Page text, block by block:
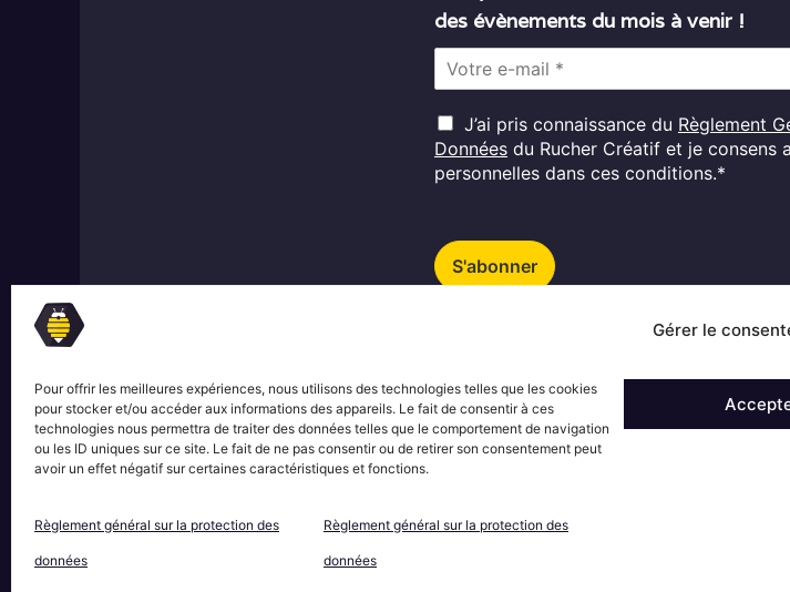
Gérer le
Pour offrir les meilleures expériences, nous utilisons des technologies telles que les cookies
pour stocker et/ou accéder aux informations des appareils. Le fait de consentir à ces
technologies nous permettra de traiter des données telles que le comportement de navigation
ou les ID uniques sur ce site. Le fait de ne pas consentir ou de retirer son consentement peut
avoir un effet négatif sur certaines caractéristiques et fonctions.
Règlement général sur la protection des
données
Règlement général sur la protection des
données
des évènements du mois à venir !
l
*
R
G
D
P
J’ai pris connaissance du Règlement
Données du Rucher Créatif et je consens
personnelles dans ces conditions.*
S'abonner
Suivez l'actualité du
Mentions légales